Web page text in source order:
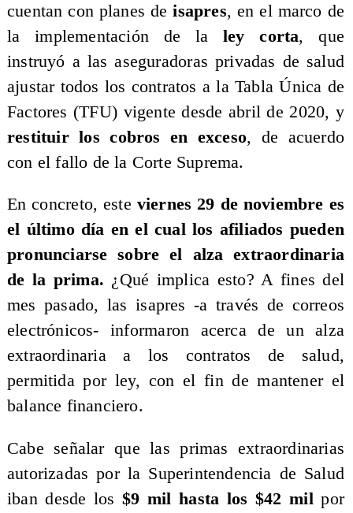
cuentan con planes deisapres, en el marco de
la implementación de laley corta, que
instruyó a las aseguradoras privadas de salud
ajustar todos los contratos a la Tabla Única de
Factores (TFU) vigente desde abril de 2020, y
restituir los cobros en exceso, de acuerdo
con el fallo de la Corte Suprema.
En concreto, este viernes 29 de noviembre es
el último día en el cual los afiliados pueden
pronunciarse sobre el alza extraordinaria
de la prima. ¿Qué implica esto? A fines del
mes pasado, las isapres -a través de correos
electrónicos- informaron acerca de un alza
extraordinaria a los contratos de salud,
permitida por ley, con el fin de mantener el
balance financiero.
Cabe señalar que las primas extraordinarias
autorizadas por la Superintendencia de Salud
iban desde los$9 mil hasta los $42 mil por